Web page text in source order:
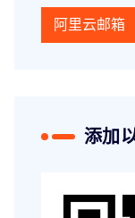
阿里云邮箱
添加